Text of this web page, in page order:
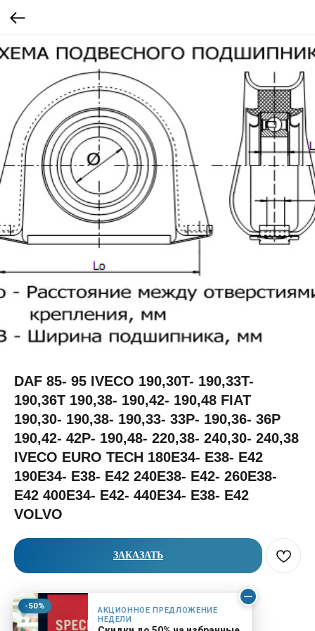
-50%
АКЦИОННОЕ ПРЕДЛОЖЕНИЕ
НЕДЕЛИ
DAF 85- 95 IVECO 190,30T- 190,33T-
190,36T 190,38- 190,42- 190,48 FIAT
190,30- 190,38- 190,33- 33P- 190,36- 36P
190,42- 42P- 190,48- 220,38- 240,30- 240,38
IVECO EURO TECH 180E34- E38- E42
190E34- E38- E42 240E38- E42- 260E38-
E42 400E34- E42- 440E34- E38- E42
VOLVO
ЗАКАЗАТЬ
ДИАМЕТР ПОДШИПНИКА: 70
РАССТОЯНИЕ МЕЖДУ ОТВ. КРЕПЛЕНИЯ: 247,6
ШИРИНА ПОДШИПНИКА: 20